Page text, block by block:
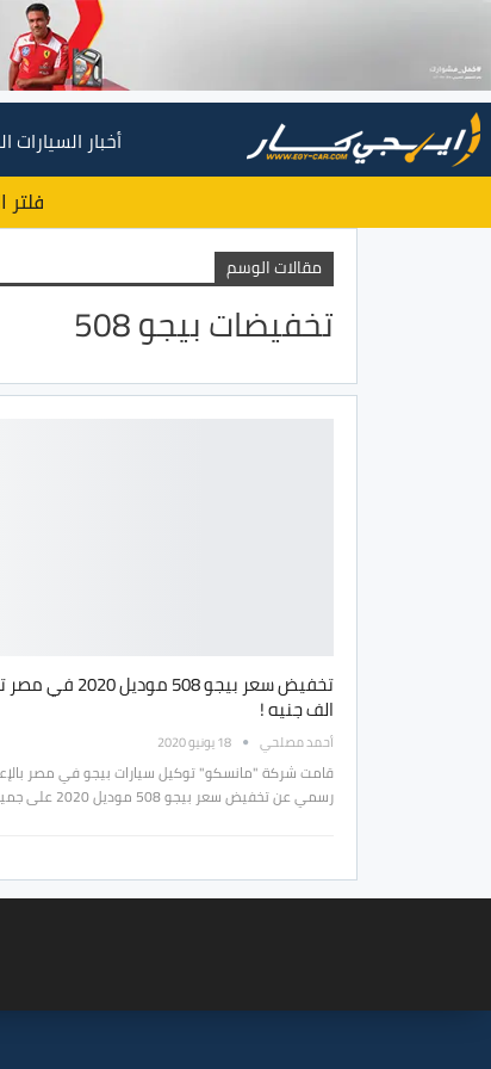
أخبار السيارات
فلتر
مقالات الوسم
تخفيضات بيجو 508
الف جنيه !
أحمد مصلحي 18 يونيو 2020
قامت شركة "مانسكو" توكيل سيارات بيجو في مصر
رسمي عن تخفيض سعر بيجو 508 موديل 2020 على جميع فئات…